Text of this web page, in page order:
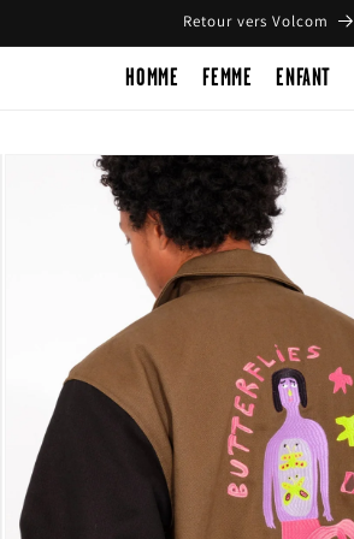
Retour vers Volcom
HOMME FEMME ENFANT